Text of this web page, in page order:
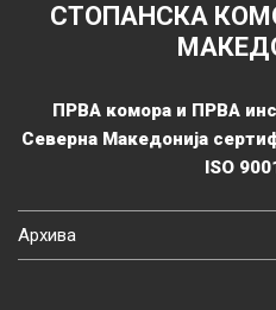
СТОПАНСКА
ПРВА комора и ПРВА
Северна Македонија
ISO
Архива